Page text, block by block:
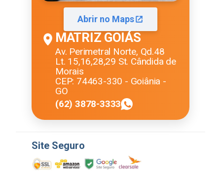
Abrir no Maps
MATRIZ GOIÁS
Av. Perimetral Norte, Qd.48
Lt. 15,16,28,29 St. Cândida de
Morais
CEP: 74463-330 - Goiânia -
GO
(62) 3878-3333
Site Seguro